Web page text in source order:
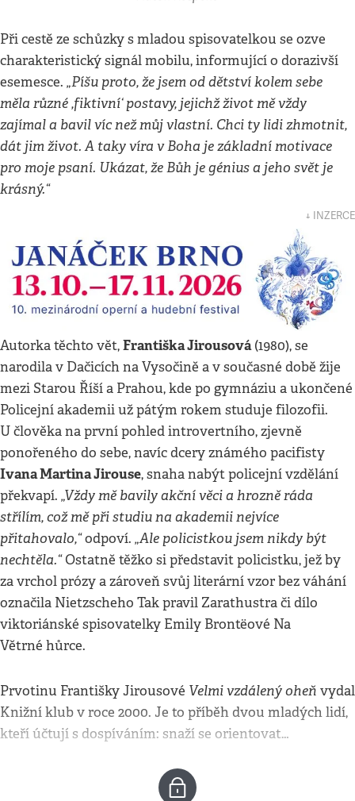
Při cestě ze schůzky s mladou spisovatelkou se ozve
charakteristický signál mobilu, informující o dorazivší
esemesce. „Píšu proto, že jsem od dětství kolem sebe
měla různé ,fiktivní‘ postavy, jejichž život mě vždy
zajímal a bavil víc než můj vlastní. Chci ty lidi zhmotnit,
dát jim život. A taky víra v Boha je základní motivace
pro moje psaní. Ukázat, že Bůh je génius a jeho svět je
krásný.“
↓ INZERCE
Autorka těchto vět,Františka Jirousová(1980), se
narodila v Dačicích na Vysočině a v současné době žije
mezi Starou Říší a Prahou, kde po gymnáziu a ukončené
Policejní akademii už pátým rokem studuje filozofii.
U člověka na první pohled introvertního, zjevně
ponořeného do sebe, navíc dcery známého pacifisty
Ivana Martina Jirouse, snaha nabýt policejní vzdělání
překvapí. „Vždy mě bavily akční věci a hrozně ráda
střílím, což mě při studiu na akademii nejvíce
přitahovalo,“odpoví. „Ale policistkou jsem nikdy být
nechtěla.“Ostatně těžko si představit policistku, jež by
za vrchol prózy a zároveň svůj literární vzor bez váhání
označila Nietzscheho Tak pravil Zarathustra či dílo
viktoriánské spisovatelky Emily Brontëové Na
Větrné hůrce.
Prvotinu Františky Jirousové Velmi vzdálený oheň vydal
Knižní klub v roce 2000. Je to příběh dvou mladých lidí,
kteří účtují s dospíváním: snaží se orientovat…